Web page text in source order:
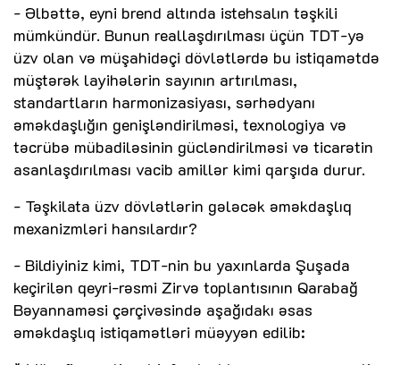
- Əlbəttə, eyni brend altında istehsalın təşkili
mümkündür. Bunun reallaşdırılması üçün TDT-yə
üzv olan və müşahidəçi dövlətlərdə bu istiqamətdə
müştərək layihələrin sayının artırılması,
standartların harmonizasiyası, sərhədyanı
əməkdaşlığın genişləndirilməsi, texnologiya və
təcrübə mübadiləsinin gücləndirilməsi və ticarətin
asanlaşdırılması vacib amillər kimi qarşıda durur.
- Təşkilata üzv dövlətlərin gələcək əməkdaşlıq
mexanizmləri hansılardır?
- Bildiyiniz kimi, TDT-nin bu yaxınlarda Şuşada
keçirilən qeyri-rəsmi Zirvə toplantısının Qarabağ
Bəyannaməsi çərçivəsində aşağıdakı əsas
əməkdaşlıq istiqamətləri müəyyən edilib: